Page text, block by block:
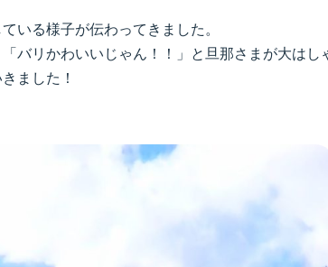
いる様子が伝わってきました。
バリかわいいじゃん！！」と旦那さまが大はし
ました！